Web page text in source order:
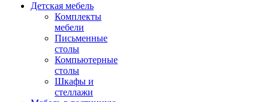
Детская мебель
Комплекты
мебели
Письменные
столы
Компьютерные
столы
Шкафы и
стеллажи